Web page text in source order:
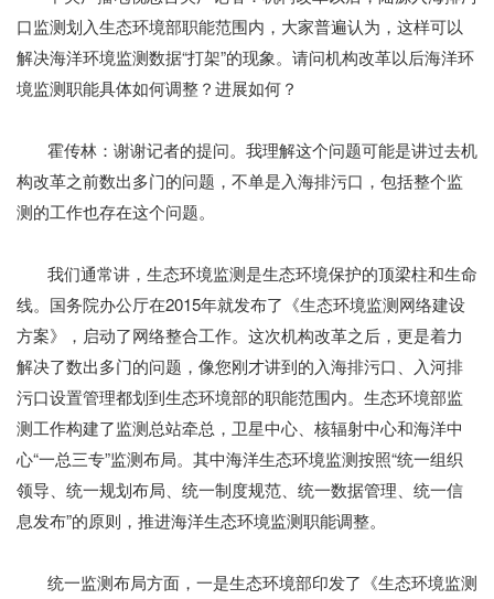
口监测划入生态环境部职能范围内，大家普遍认为，这样可以
解决海洋环境监测数据“打架”的现象。请问机构改革以后海洋环
境监测职能具体如何调整？进展如何？
霍传林：谢谢记者的提问。我理解这个问题可能是讲过去机
构改革之前数出多门的问题，不单是入海排污口，包括整个监
测的工作也存在这个问题。
我们通常讲，生态环境监测是生态环境保护的顶梁柱和生命
线。国务院办公厅在2015年就发布了《生态环境监测网络建设
方案》，启动了网络整合工作。这次机构改革之后，更是着力
解决了数出多门的问题，像您刚才讲到的入海排污口、入河排
污口设置管理都划到生态环境部的职能范围内。生态环境部监
测工作构建了监测总站牵总，卫星中心、核辐射中心和海洋中
心“一总三专”监测布局。其中海洋生态环境监测按照“统一组织
领导、统一规划布局、统一制度规范、统一数据管理、统一信
息发布”的原则，推进海洋生态环境监测职能调整。
统一监测布局方面，一是生态环境部印发了《生态环境监测